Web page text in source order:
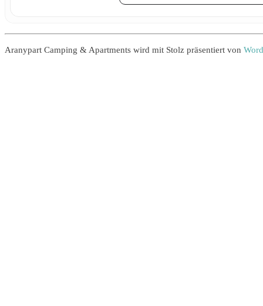
Aranypart Camping & Apartments wird mit Stolz präsentiert von